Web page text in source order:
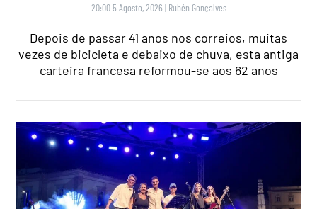
20:00 5 Agosto, 2026 | Rubén Gonçalves
Depois de passar 41 anos nos correios, muitas
vezes de bicicleta e debaixo de chuva, esta antiga
carteira francesa reformou-se aos 62 anos